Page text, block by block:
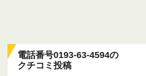
電話番号0193-63-4594の
クチコミ投稿